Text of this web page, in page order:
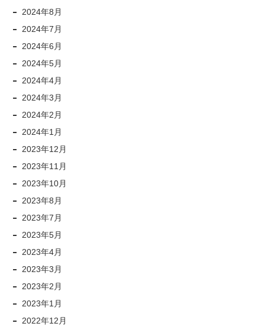
2024年8月
2024年7月
2024年6月
2024年5月
2024年4月
2024年3月
2024年2月
2024年1月
2023年12月
2023年11月
2023年10月
2023年8月
2023年7月
2023年5月
2023年4月
2023年3月
2023年2月
2023年1月
2022年12月